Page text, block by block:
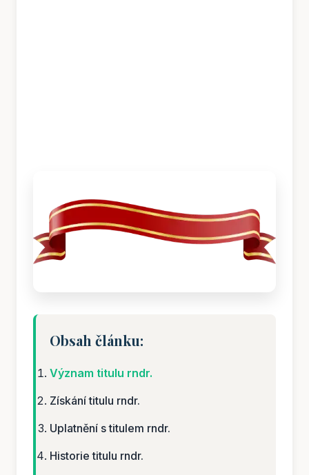
Obsah článku:
Význam titulu rndr.
Získání titulu rndr.
Uplatnění s titulem rndr.
Historie titulu rndr.